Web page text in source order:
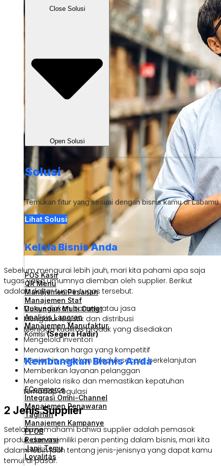
Close Solusi
Open Solusi
Solusi
Temukan fitur yang sesuai dengan bisnis kamu di Labamu
Lihat Solusi
Kelola Bisnis Anda
POS Kasir
QR Menu
Manajemen Pesanan
Manajemen Staf
Dukungan Multi Outlet
Analisis Laporan
Manajemen Manufaktur
Komisi(Segera Hadir)
Kembangkan Bisnis Anda
ECommerce
Integrasi Omni-Channel
Manajemen Penawaran
Tagihan
Manajemen Kampanye
PPOB
Reservasi
Janji Temu
Loyalitas
Sebelum mengurai lebih jauh, mari kita pahami apa saja
tugas yang umumnya diemban oleh supplier. Berikut
adalah daftar tugas-tugas tersebut:
Menyediakan barang atau jasa
Mengatur logistik dan distribusi
Menjaga kualitas produk yang disediakan
Mengelola inventori
Menawarkan harga yang kompetitif
Menjamin pasokan produk secara berkelanjutan
Memberikan layanan pelanggan
Mengelola risiko dan memastikan kepatuhan
terhadap regulasi
2 Jenis Supplier
Setelah memahami bahwa supplier adalah pemasok
produk dan memiliki peran penting dalam bisnis, mari kita
dalami lebih jauh tentang jenis-jenisnya yang dapat kamu
temui di pasar.